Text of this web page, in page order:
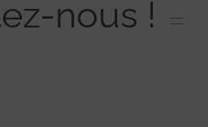
nous !